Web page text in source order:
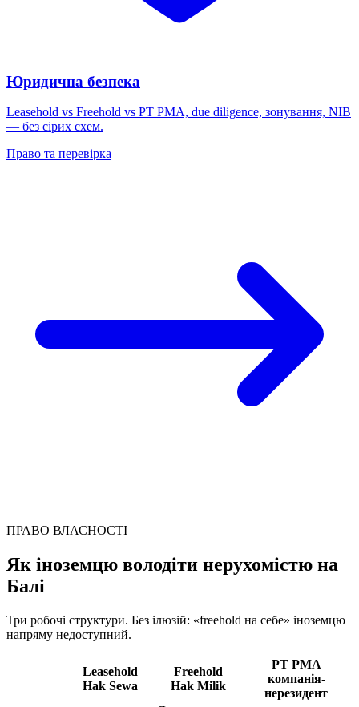
Юридична безпека
Leasehold vs Freehold vs PT PMA, due diligence, зонування, NIB
— без сірих схем.
Право та перевірка
ПРАВО ВЛАСНОСТІ
Як іноземцю володіти нерухомістю на
Балі
Три робочі структури. Без ілюзій: «freehold на себе» іноземцю
напряму недоступний.
Leasehold
Hak Sewa
Freehold
Hak Milik
PT PMA
компанія-
нерезидент